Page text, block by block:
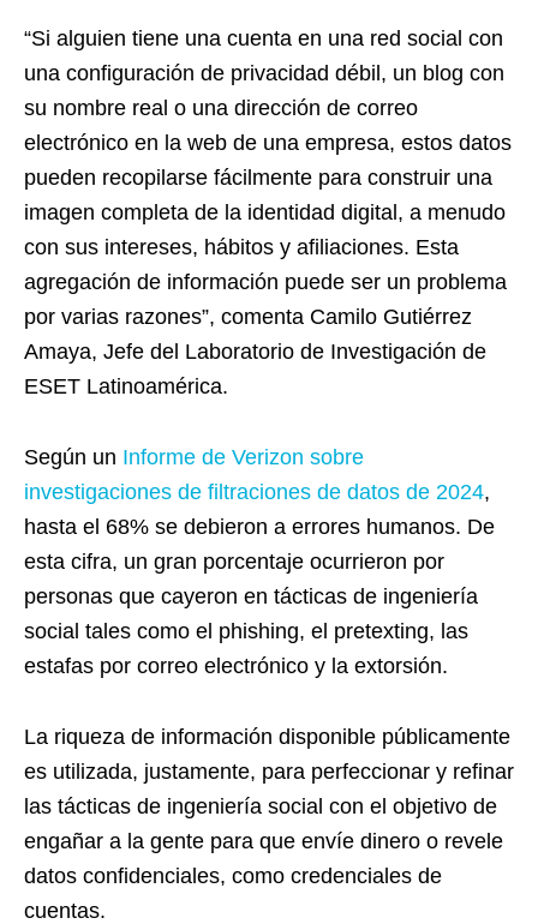
“Si alguien tiene una cuenta en una red social con
una configuración de privacidad débil, un blog con
su nombre real o una dirección de correo
electrónico en la web de una empresa, estos datos
pueden recopilarse fácilmente para construir una
imagen completa de la identidad digital, a menudo
con sus intereses, hábitos y afiliaciones. Esta
agregación de información puede ser un problema
por varias razones”, comenta Camilo Gutiérrez
Amaya, Jefe del Laboratorio de Investigación de
ESET Latinoamérica.
Según un Informe de Verizon sobre
investigaciones de filtraciones de datos de 2024,
hasta el 68% se debieron a errores humanos. De
esta cifra, un gran porcentaje ocurrieron por
personas que cayeron en tácticas de ingeniería
social tales como el phishing, el pretexting, las
estafas por correo electrónico y la extorsión.
La riqueza de información disponible públicamente
es utilizada, justamente, para perfeccionar y refinar
las tácticas de ingeniería social con el objetivo de
engañar a la gente para que envíe dinero o revele
datos confidenciales, como credenciales de
cuentas.